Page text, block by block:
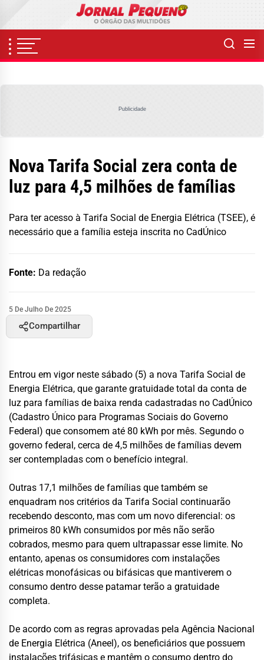
content
Publicidade
Nova Tarifa Social zera conta de
luz para 4,5 milhões de famílias
Para ter acesso à Tarifa Social de Energia Elétrica (TSEE), é
necessário que a família esteja inscrita no CadÚnico
Fonte: Da redação
5 De Julho De 2025
Compartilhar
Entrou em vigor neste sábado (5) a nova Tarifa Social de
Energia Elétrica, que garante gratuidade total da conta de
luz para famílias de baixa renda cadastradas no CadÚnico
(Cadastro Único para Programas Sociais do Governo
Federal) que consomem até 80 kWh por mês. Segundo o
governo federal, cerca de 4,5 milhões de famílias devem
ser contempladas com o benefício integral.
Outras 17,1 milhões de famílias que também se
enquadram nos critérios da Tarifa Social continuarão
recebendo desconto, mas com um novo diferencial: os
primeiros 80 kWh consumidos por mês não serão
cobrados, mesmo para quem ultrapassar esse limite. No
entanto, apenas os consumidores com instalações
elétricas monofásicas ou bifásicas que mantiverem o
consumo dentro desse patamar terão a gratuidade
completa.
De acordo com as regras aprovadas pela Agência Nacional
de Energia Elétrica (Aneel), os beneficiários que possuem
instalações trifásicas e mantêm o consumo dentro do